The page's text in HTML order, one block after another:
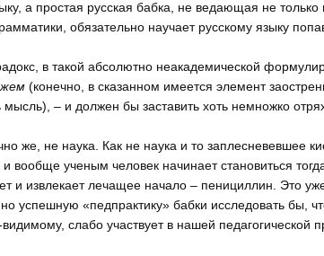
а простая русская бабка, не ведающая не
обязательно научает русскому языку
в такой абсолютно неакадемической
(конечно, в сказанном имеется элемент
мысль), – и должен бы заставить хоть немножко
же, не наука. Как не наука и то заплесневевшее
и вообще ученым человек начинает становиться
и извлекает лечащее начало – пенициллин. Это
успешную «педпрактику» бабки исследовать бы,
слабо участвует в нашей педагогической